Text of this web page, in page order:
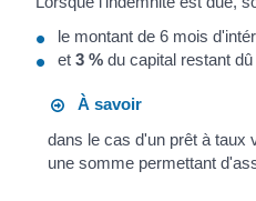
le montant de 6 mois
et 3 % du capital restant
À savoir
dans le cas d'un prêt à taux
une somme permettant